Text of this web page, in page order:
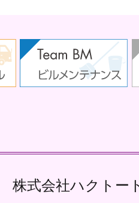
株式会社ハクトー